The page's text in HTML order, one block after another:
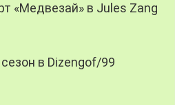
«Медвезай» в Jules Zang
в Dizengof/99